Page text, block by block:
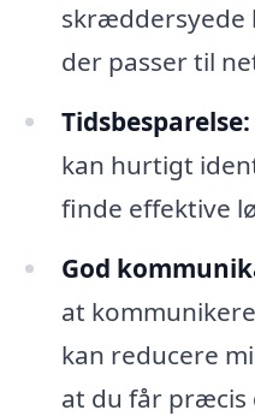
skræddersyede
der passer til
Tidsbesparelse:
kan hurtigt
finde effektive
God
at
kan reducere
at du får præcis